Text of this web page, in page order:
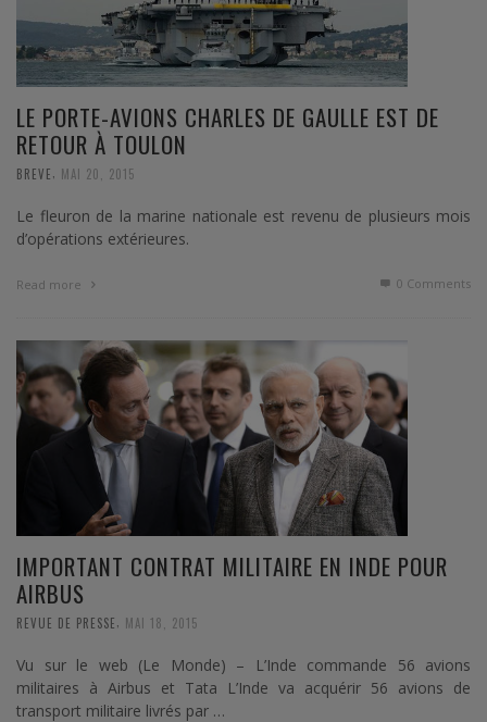
LE PORTE-AVIONS CHARLES DE GAULLE EST DE
RETOUR À TOULON
BREVE MAI 20, 2015
Le fleuron de la marine nationale est revenu de plusieurs mois
d’opérations extérieures.
Read more 0 Comments
IMPORTANT CONTRAT MILITAIRE EN INDE POUR
AIRBUS
REVUE DE PRESSE MAI 18, 2015
Vu sur le web (Le Monde) – L’Inde commande 56 avions
militaires à Airbus et Tata L’Inde va acquérir 56 avions de
transport militaire livrés par …